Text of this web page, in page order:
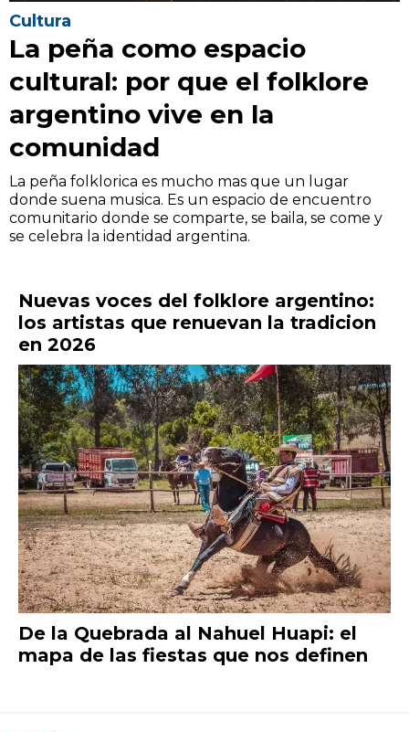
Cultura
La peña como espacio
cultural: por que el folklore
argentino vive en la
comunidad
La peña folklorica es mucho mas que un lugar
donde suena musica. Es un espacio de encuentro
comunitario donde se comparte, se baila, se come y
se celebra la identidad argentina.
Nuevas voces del folklore argentino:
los artistas que renuevan la tradicion
en 2026
De la Quebrada al Nahuel Huapi: el
mapa de las fiestas que nos definen